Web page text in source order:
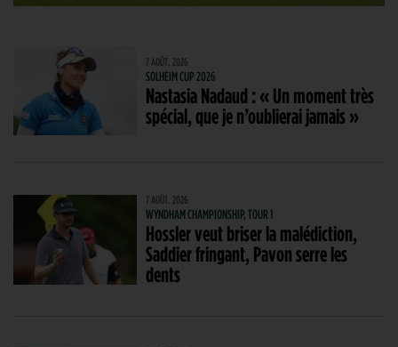
7 AOÛT. 2026
SOLHEIM CUP 2026
Nastasia Nadaud : « Un moment très
spécial, que je n’oublierai jamais »
7 AOÛT. 2026
WYNDHAM CHAMPIONSHIP, TOUR 1
Hossler veut briser la malédiction,
Saddier fringant, Pavon serre les
dents